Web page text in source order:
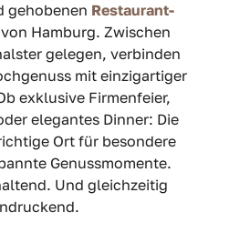
gehobenen Restaurant-
Hamburg. Zwischen
gelegen, verbinden
mit einzigartiger
exklusive Firmenfeier,
elegantes Dinner: Die
Ort für besondere
Genussmomente.
Und gleichzeitig